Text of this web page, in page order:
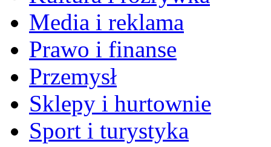
Media i reklama
Prawo i finanse
Przemysł
Sklepy i hurtownie
Sport i turystyka